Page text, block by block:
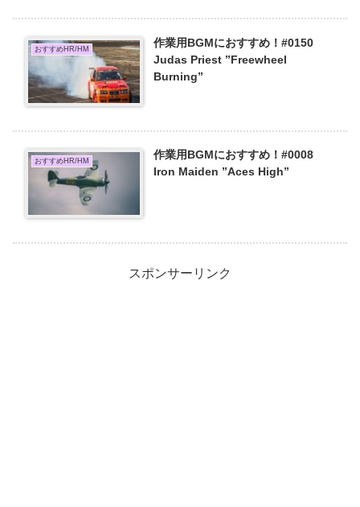
おすすめHR/HM
作業用BGMにおすすめ！#0150
Judas Priest ”Freewheel
Burning”
おすすめHR/HM
作業用BGMにおすすめ！#0008
Iron Maiden ”Aces High”
スポンサーリンク